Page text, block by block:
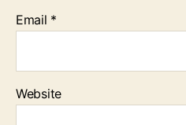
Email *
Website